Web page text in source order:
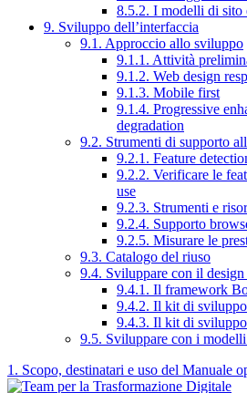
8.5.2. I modelli di sito
9. Sviluppo dell’interfaccia
9.1. Approccio allo sviluppo
9.1.1. Attività
9.1.2. Web design
9.1.3. Mobile first
9.1.4. Progressive
degradation
9.2. Strumenti di supporto
9.2.1. Feature
9.2.2. Verificare le
use
9.2.3. Strumenti e
9.2.4. Supporto
9.2.5. Misurare le
9.3. Catalogo del riuso
9.4. Sviluppare con il design
9.4.1. Il framework
9.4.2. Il kit di
9.4.3. Il kit di
9.5. Sviluppare con i
1. Scopo, destinatari e uso del Manuale